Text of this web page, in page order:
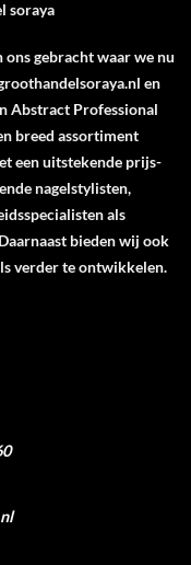
soraya
ons gebracht waar we nu
en
Abstract Professional
breed assortiment
een uitstekende prijs-
nagelstylisten,
als
bieden wij ook
verder te ontwikkelen.